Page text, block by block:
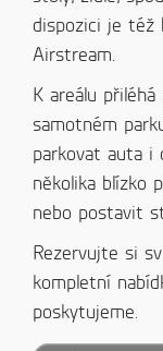
dispozici je též
Airstream.
K areálu
samotném
parkovat auta i
několika blízko
nebo postavit
Rezervujte si
kompletní
poskytujeme.